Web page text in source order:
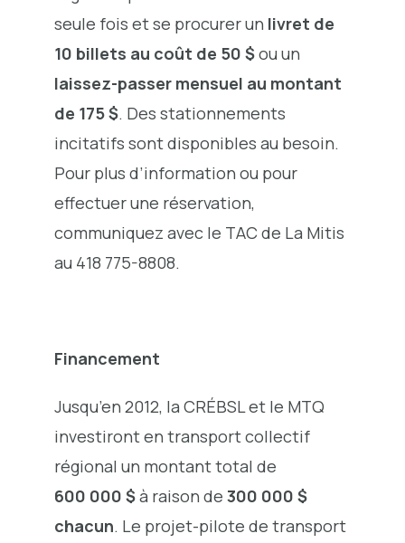
seule fois et se procurer un livret de
10 billets au coût de 50 $ou un
laissez-passer mensuel au montant
de 175 $. Des stationnements
incitatifs sont disponibles au besoin.
Pour plus d’information ou pour
effectuer une réservation,
communiquez avec le TAC de La Mitis
au 418 775-8808.
Financement
Jusqu’en 2012, la CRÉBSL et le MTQ
investiront en transport collectif
régional un montant total de
600 000 $à raison de 300 000 $
chacun. Le projet-pilote de transport